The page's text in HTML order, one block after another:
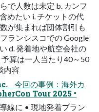
で人数は未定 b. カンフ
めたい i. チケットの代
が集まれば団体割引も
ランシスコでの Google
d. 発着地や航空会社の
算は一人当たり40～50
内容
今回の事例：海外カ
Tour 2025 •
線に • 現地発着プラン